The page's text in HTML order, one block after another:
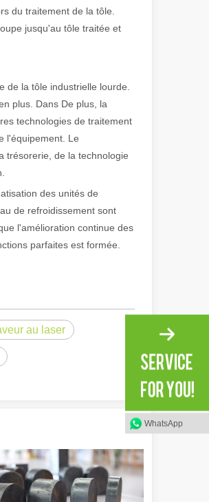
du traitement de la tôle.
jusqu'au tôle traitée et
de la tôle industrielle lourde.
plus. Dans De plus, la
technologies de traitement
l'équipement. Le
trésorerie, de la technologie
des unités de
de refroidissement sont
l'amélioration continue des
parfaites est formée.
au laser
WhatsApp